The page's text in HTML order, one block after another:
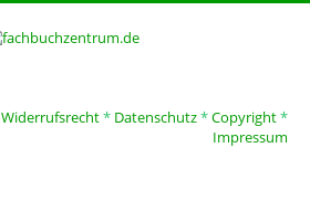
Widerrufsrecht* Datenschutz*Copyright*
Impressum